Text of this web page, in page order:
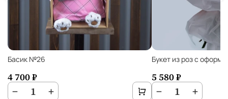
Басик №26
4 700 ₽
− 1 +
Букет из роз с
5 580 ₽
− 1 +